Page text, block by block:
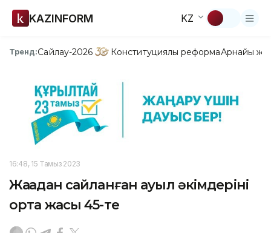
KAZINFORM KZ
Тренд:Сайлау-2026 Конституциялық реформаАрнайы
16:48, 15 Тамыз 2023
Жаңадан сайланған ауыл әкімдерінің
орта жасы 45-те